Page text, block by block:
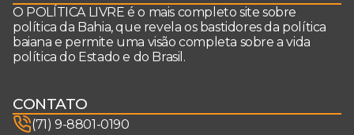
O POLÍTICA LIVRE é o mais completo site sobre
política da Bahia, que revela os bastidores da política
baiana e permite uma visão completa sobre a vida
política do Estado e do Brasil.
CONTATO
(71) 9-8801-0190